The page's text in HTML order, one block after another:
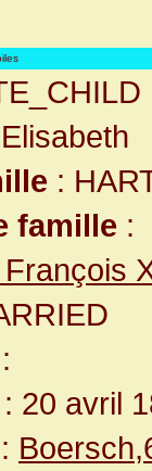
:
famille :
:
: 20 avril
: